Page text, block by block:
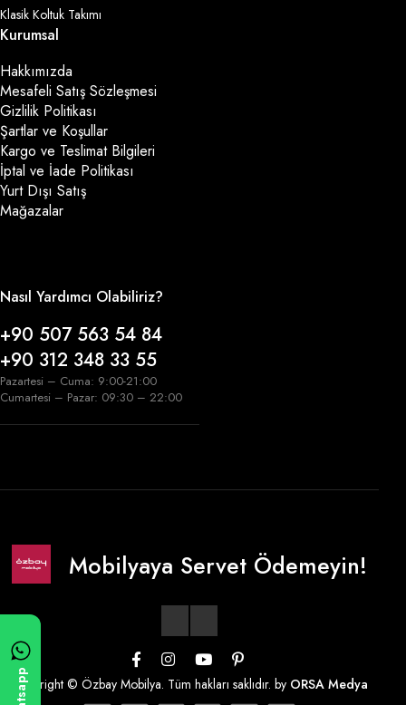
Klasik Koltuk Takımı
Kurumsal
Hakkımızda
Mesafeli Satış Sözleşmesi
Gizlilik Politikası
Şartlar ve Koşullar
Kargo ve Teslimat Bilgileri
İptal ve İade Politikası
Yurt Dışı Satış
Mağazalar
Nasıl Yardımcı Olabiliriz?
+90 507 563 54 84
+90 312 348 33 55
Pazartesi – Cuma: 9:00-21:00
Cumartesi – Pazar: 09:30 – 22:00
Mobilyaya Servet Ödemeyin!
Copyright © Özbay Mobilya. Tüm hakları saklıdır. by ORSA Medya